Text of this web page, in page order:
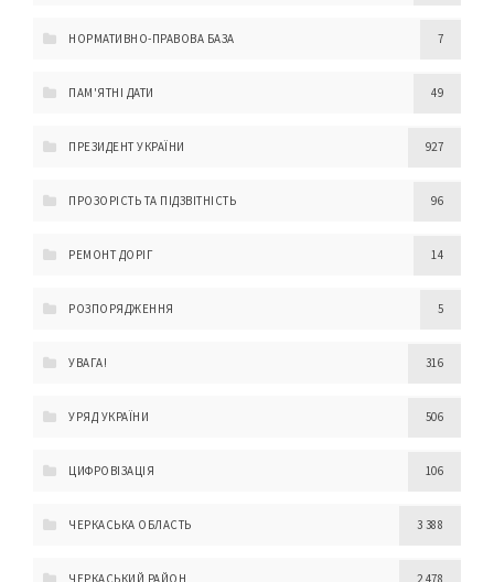
НОРМАТИВНО-ПРАВОВА БАЗА 7
ПАМ'ЯТНІ ДАТИ 49
ПРЕЗИДЕНТ УКРАЇНИ 927
ПРОЗОРІСТЬ ТА ПІДЗВІТНІСТЬ 96
РЕМОНТ ДОРІГ 14
РОЗПОРЯДЖЕННЯ 5
УВАГА! 316
УРЯД УКРАЇНИ 506
ЦИФРОВІЗАЦІЯ 106
ЧЕРКАСЬКА ОБЛАСТЬ 3 388
ЧЕРКАСЬКИЙ РАЙОН 2 478